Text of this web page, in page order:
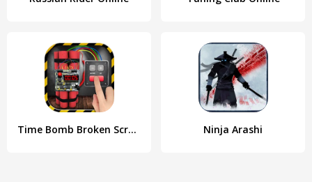
Time Bomb Broken Screen Prank Ninja Arashi